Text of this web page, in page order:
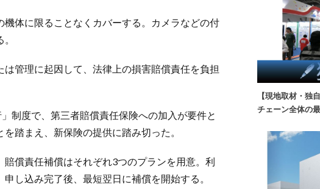
体に限ることなくカバーする。カメラなどの付
管理に起因して、法律上の損害賠償責任を負担
制度で、第三者賠償責任保険への加入が要件と
踏まえ、新保険の提供に踏み切った。
償責任補償はそれぞれ3つのプランを用意。利
し込み完了後、最短翌日に補償を開始する。
【現地取材・独
チェーン全体の